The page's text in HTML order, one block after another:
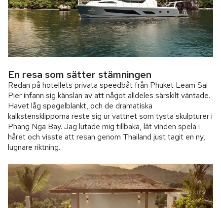
En resa som sätter stämningen
Redan på hotellets privata speedbåt från Phuket Leam Sai
Pier infann sig känslan av att något alldeles särskilt väntade.
Havet låg spegelblankt, och de dramatiska
kalkstensklipporna reste sig ur vattnet som tysta skulpturer i
Phang Nga Bay. Jag lutade mig tillbaka, lät vinden spela i
håret och visste att resan genom Thailand just tagit en ny,
lugnare riktning.